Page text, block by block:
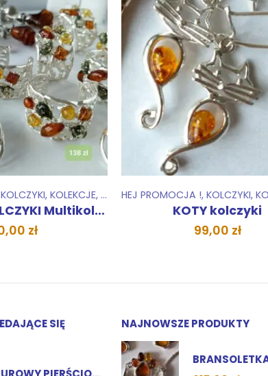
ZAWIESZKI,ZESTAWY
KOLCZYKI, KOLEKCJE, ZESTAWY
AŻUROWE KOLCZYKI Multikolor
zł
HEJ PROMOCJA !, KOLCZYKI,
KOTY kolczyki
99,00 zł
SIĘ
NAJNOWSZE PRODUKTY